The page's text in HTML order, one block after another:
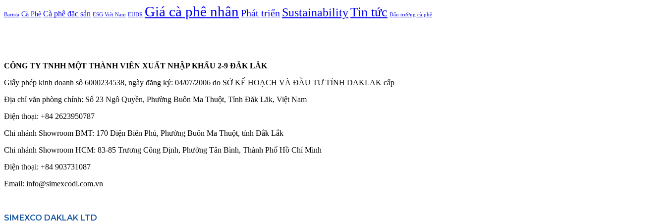
Barista Cà Phê Cà phê đặc sản ESG Việt Nam EUDR Giá cà phê nhân Phát triển SustainabilityTin tức Đấu trường cà phê
CÔNG TY TNHH MỘT THÀNH VIÊN XUẤT NHẬP KHẨU 2-9 ĐẮK LẮK
Giấy phép kinh doanh số 6000234538, ngày đăng ký: 04/07/2006 do SỞ KẾ HOẠCH VÀ ĐẦU TƯ TỈNH DAKLAK cấp
Địa chỉ văn phòng chính: Số 23 Ngô Quyền, Phường Buôn Ma Thuột, Tỉnh Đăk Lăk, Việt Nam
Điện thoại: +84 2623950787
Chi nhánh Showroom BMT: 170 Điện Biên Phủ, Phường Buôn Ma Thuột, tỉnh Đắk Lắk
Chi nhánh Showroom HCM: 83-85 Trương Công Định, Phường Tân Bình, Thành Phố Hồ Chí Minh
Điện thoại: +84 903731087
Email: info@simexcodl.com.vn
SIMEXCO DAKLAK LTD